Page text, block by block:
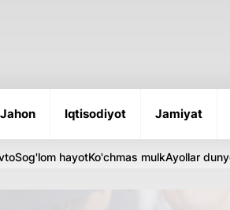
Jahon Iqtisodiyot Jamiyat
Sog'lom hayotKo'chmas mulkAyollar